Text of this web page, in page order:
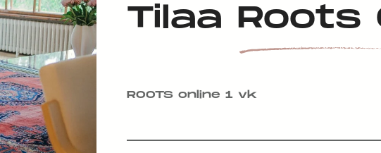
Tilaa Roots
ROOTS online 1 vk